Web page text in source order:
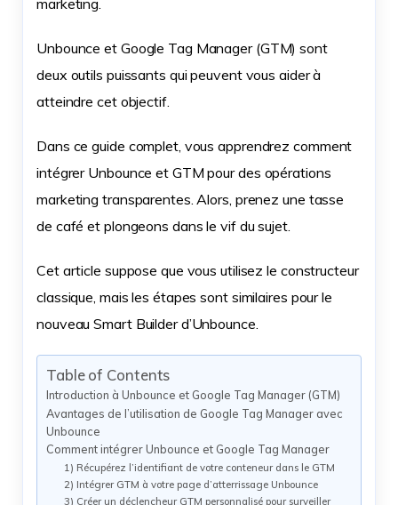
marketing.
Unbounce et Google Tag Manager (GTM) sont
deux outils puissants qui peuvent vous aider à
atteindre cet objectif.
Dans ce guide complet, vous apprendrez comment
intégrer Unbounce et GTM pour des opérations
marketing transparentes. Alors, prenez une tasse
de café et plongeons dans le vif du sujet.
Cet article suppose que vous utilisez le constructeur
classique, mais les étapes sont similaires pour le
nouveau Smart Builder d’Unbounce.
Table of Contents
Introduction à Unbounce et Google Tag Manager (GTM)
Avantages de l’utilisation de Google Tag Manager avec
Unbounce
Comment intégrer Unbounce et Google Tag Manager
1) Récupérez l’identifiant de votre conteneur dans le GTM
2) Intégrer GTM à votre page d’atterrissage Unbounce
3) Créer un déclencheur GTM personnalisé pour surveiller